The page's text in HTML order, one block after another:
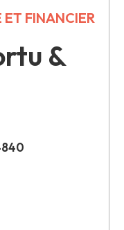
&
ET FINANCIER